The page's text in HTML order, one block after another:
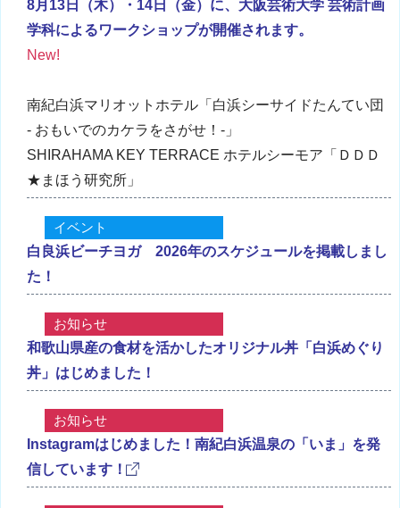
8月13日（木）・14日（金）に、大阪芸術大学 芸術計画
学科によるワークショップが開催されます。
New!
南紀白浜マリオットホテル「白浜シーサイドたんてい団
- おもいでのカケラをさがせ！-」
SHIRAHAMA KEY TERRACE ホテルシーモア「ＤＤＤ
★まほう研究所」
イベント
白良浜ビーチヨガ 2026年のスケジュールを掲載しまし
た！
お知らせ
和歌山県産の食材を活かしたオリジナル丼「白浜めぐり
丼」はじめました！
お知らせ
Instagramはじめました！南紀白浜温泉の「いま」を発
信しています！